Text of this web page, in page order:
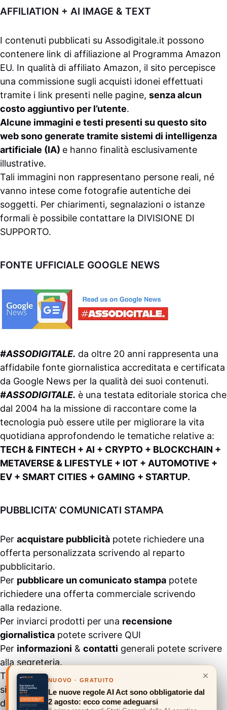
AFFILIATION + AI IMAGE & TEXT
I contenuti pubblicati su Assodigitale.it possono
contenere link di affiliazione al Programma Amazon
EU. In qualità di affiliato Amazon, il sito percepisce
una commissione sugli acquisti idonei effettuati
tramite i link presenti nelle pagine, senza alcun
costo aggiuntivo per l’utente.
Alcune immagini e testi presenti su questo sito
web sono generate tramite sistemi di intelligenza
artificiale (IA) e hanno finalità esclusivamente
illustrative.
Tali immagini non rappresentano persone reali, né
vanno intese come fotografie autentiche dei
soggetti. Per chiarimenti, segnalazioni o istanze
formali è possibile contattare la DIVISIONE DI
SUPPORTO.
FONTE UFFICIALE GOOGLE NEWS
#ASSODIGITALE. da oltre 20 anni rappresenta una
affidabile fonte giornalistica accreditata e certificata
da Google News per la qualità dei suoi contenuti.
#ASSODIGITALE. è una testata editoriale storica che
dal 2004 ha la missione di raccontare come la
tecnologia può essere utile per migliorare la vita
quotidiana approfondendo le tematiche relative a:
TECH & FINTECH + AI + CRYPTO + BLOCKCHAIN +
METAVERSE & LIFESTYLE + IOT + AUTOMOTIVE +
EV + SMART CITIES + GAMING + STARTUP.
PUBBLICITA’ COMUNICATI STAMPA
Per acquistare pubblicità potete richiedere una
offerta personalizzata scrivendo al reparto
pubblicitario.
Per pubblicare un comunicato stampa potete
richiedere una offerta commerciale scrivendo
alla redazione.
Per inviarci prodotti per una recensione
giornalistica potete scrivere QUI
Per informazioni & contatti generali potete scrivere
alla segreteria.
Tutti i contenuti pubblicati all’interno del
sito #ASSODIGITALE.“Copyright 2024” non sono
duplicabili e/o riproducibili in nessuna forma,
×
NUOVO · GRATUITO
Le nuove regole AI Act sono obbligatorie dal
2 agosto: ecco come adeguarsi